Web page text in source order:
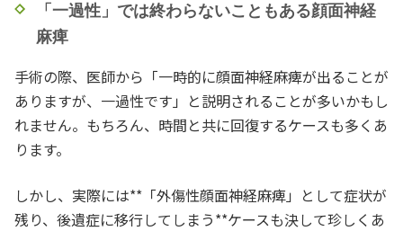
「一過性」では終わらないこともある顔面神経
麻痺
手術の際、医師から「一時的に顔面神経麻痺が出ることが
ありますが、一過性です」と説明されることが多いかもし
れません。もちろん、時間と共に回復するケースも多くあ
ります。
しかし、実際には**「外傷性顔面神経麻痺」として症状が
残り、後遺症に移行してしまう**ケースも決して珍しくあ